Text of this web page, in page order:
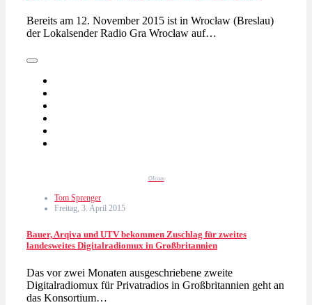
Bereits am 12. November 2015 ist in Wrocław (Breslau)
der Lokalsender Radio Gra Wrocław auf…
Ofcom
Tom Sprenger
Freitag, 3. April 2015
Bauer, Arqiva und UTV bekommen Zuschlag für zweites
landesweites Digitalradiomux in Großbritannien
Das vor zwei Monaten ausgeschriebene zweite
Digitalradiomux für Privatradios in Großbritannien geht an
das Konsortium…